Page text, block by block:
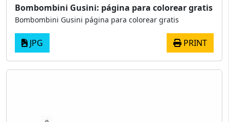
Bombombini Gusini: página para colorear gratis
Bombombini Gusini página para colorear gratis
JPG PRINT